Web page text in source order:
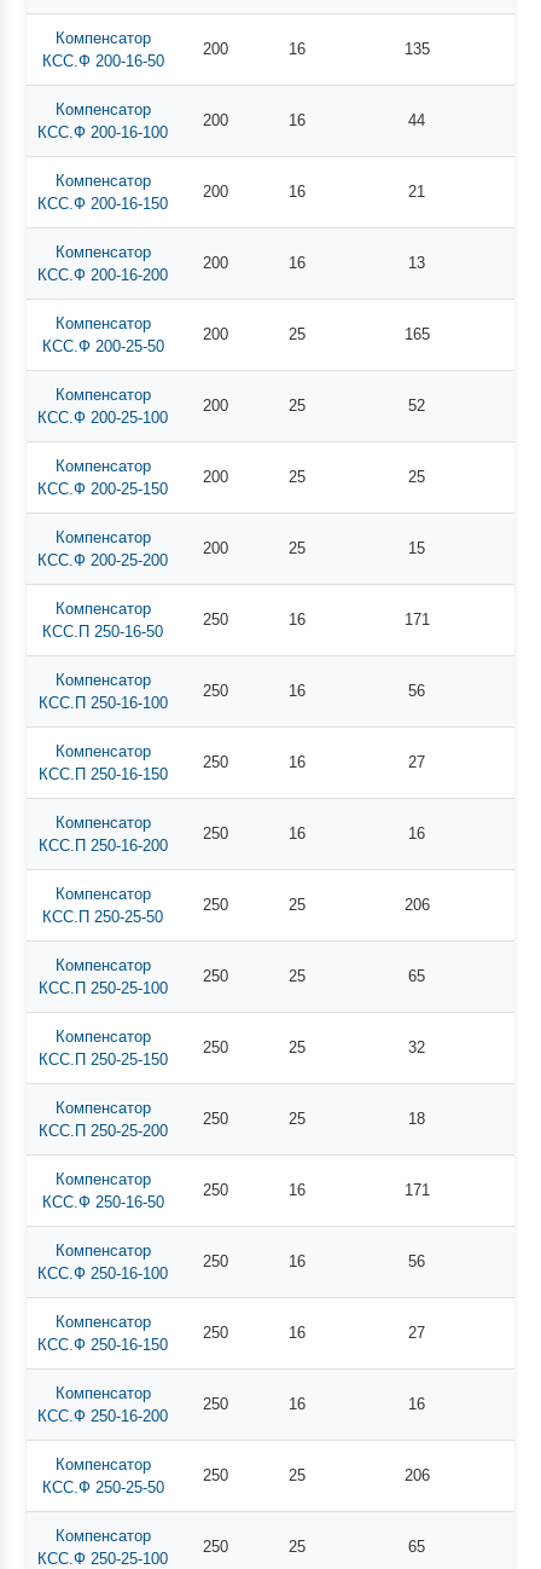
Компенсатор
КСС.Ф 200-16-50
200 16 135
Компенсатор
КСС.Ф 200-16-100
200 16 44
Компенсатор
КСС.Ф 200-16-150
200 16 21
Компенсатор
КСС.Ф 200-16-200
200 16 13
Компенсатор
КСС.Ф 200-25-50
200 25 165
Компенсатор
КСС.Ф 200-25-100
200 25 52
Компенсатор
КСС.Ф 200-25-150
200 25 25
Компенсатор
КСС.Ф 200-25-200
200 25 15
Компенсатор
КСС.П 250-16-50
250 16 171
Компенсатор
КСС.П 250-16-100
250 16 56
Компенсатор
КСС.П 250-16-150
250 16 27
Компенсатор
КСС.П 250-16-200
250 16 16
Компенсатор
КСС.П 250-25-50
250 25 206
Компенсатор
КСС.П 250-25-100
250 25 65
Компенсатор
КСС.П 250-25-150
250 25 32
Компенсатор
КСС.П 250-25-200
250 25 18
Компенсатор
КСС.Ф 250-16-50
250 16 171
Компенсатор
КСС.Ф 250-16-100
250 16 56
Компенсатор
КСС.Ф 250-16-150
250 16 27
Компенсатор
КСС.Ф 250-16-200
250 16 16
Компенсатор
КСС.Ф 250-25-50
250 25 206
Компенсатор
КСС.Ф 250-25-100
250 25 65